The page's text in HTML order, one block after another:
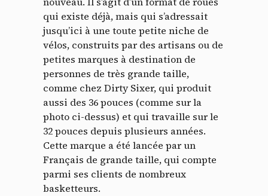
qui existe déjà, mais qui s’adressait
jusqu’ici à une toute petite niche de
vélos, construits par des artisans ou de
petites marques à destination de
personnes de très grande taille,
comme chez Dirty Sixer, qui produit
aussi des 36 pouces (comme sur la
photo ci-dessus) et qui travaille sur le
32 pouces depuis plusieurs années.
Cette marque a été lancée par un
Français de grande taille, qui compte
parmi ses clients de nombreux
basketteurs.